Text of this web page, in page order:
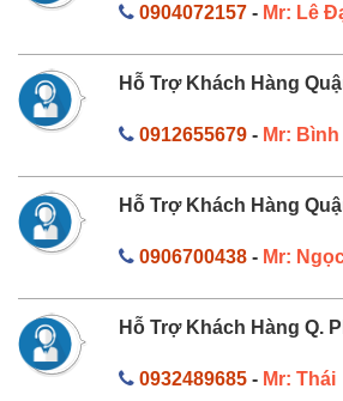
0904072157- Mr: Lê
Hỗ Trợ Khách Hàng
0912655679- Mr: Bình
Hỗ Trợ Khách Hàng
0906700438- Mr:
Hỗ Trợ Khách Hàng Q.
0932489685- Mr: Thái